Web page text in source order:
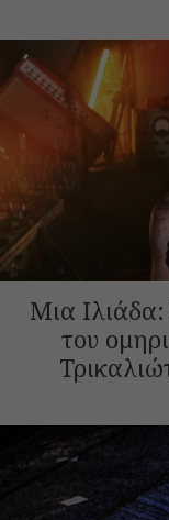
Μια
του